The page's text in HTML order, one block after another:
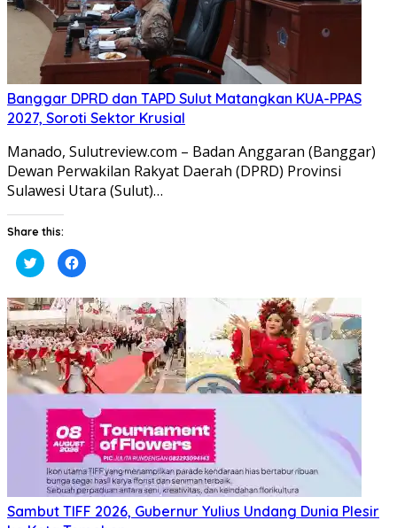
Banggar DPRD dan TAPD Sulut Matangkan KUA-PPAS
2027, Soroti Sektor Krusial
Manado, Sulutreview.com – Badan Anggaran (Banggar) ​
Dewan Perwakilan Rakyat Daerah (DPRD) Provinsi
Sulawesi Utara (Sulut)…
Share this:
Klik
untuk
berbagi
Twitter(Membuka
di
jendela
yang
baru)
Klik
untuk
Facebook(Membuka
di
jendela
yang
baru)
Sambut TIFF 2026, Gubernur Yulius Undang Dunia Plesir